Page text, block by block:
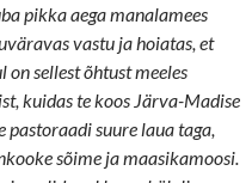
pikka aega manalamees
vastu ja hoiatas, et
sellest õhtust meeles
kuidas te koos Järva-Madise
suure laua taga,
sõime ja maasikamoosi.